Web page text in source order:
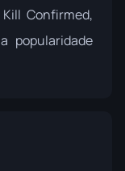
Confirmed,
popularidade